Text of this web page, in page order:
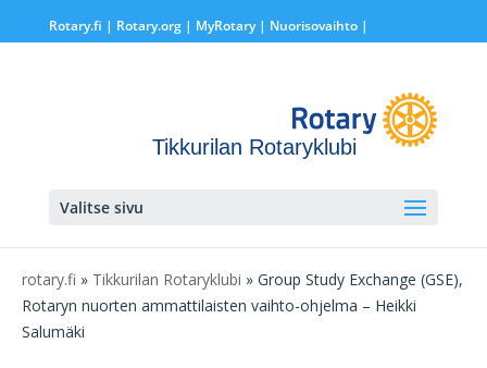
Rotary.fi | Rotary.org| MyRotary | Nuorisovaihto|
Tikkurilan Rotaryklubi
Valitse sivu
rotary.fi » Tikkurilan Rotaryklubi » Group Study Exchange (GSE),
Rotaryn nuorten ammattilaisten vaihto-ohjelma – Heikki
Salumäki